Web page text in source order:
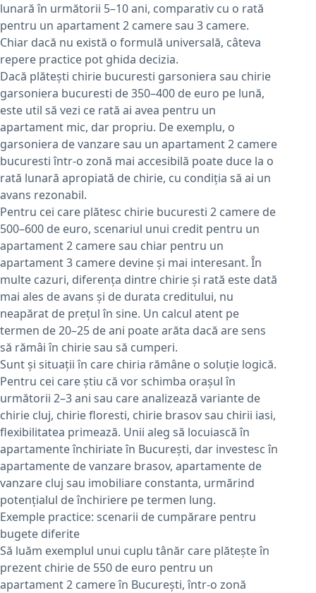
lunară în următorii 5–10 ani, comparativ cu o rată
pentru un apartament 2 camere sau 3 camere.
Chiar dacă nu există o formulă universală, câteva
repere practice pot ghida decizia.
Dacă plătești chirie bucuresti garsoniera sau chirie
garsoniera bucuresti de 350–400 de euro pe lună,
este util să vezi ce rată ai avea pentru un
apartament mic, dar propriu. De exemplu, o
garsoniera de vanzare sau un apartament 2 camere
bucuresti într-o zonă mai accesibilă poate duce la o
rată lunară apropiată de chirie, cu condiția să ai un
avans rezonabil.
Pentru cei care plătesc chirie bucuresti 2 camere de
500–600 de euro, scenariul unui credit pentru un
apartament 2 camere sau chiar pentru un
apartament 3 camere devine și mai interesant. În
multe cazuri, diferența dintre chirie și rată este dată
mai ales de avans și de durata creditului, nu
neapărat de prețul în sine. Un calcul atent pe
termen de 20–25 de ani poate arăta dacă are sens
să rămâi în chirie sau să cumperi.
Sunt și situații în care chiria rămâne o soluție logică.
Pentru cei care știu că vor schimba orașul în
următorii 2–3 ani sau care analizează variante de
chirie cluj, chirie floresti, chirie brasov sau chirii iasi,
flexibilitatea primează. Unii aleg să locuiască în
apartamente închiriate în București, dar investesc în
apartamente de vanzare brasov, apartamente de
vanzare cluj sau imobiliare constanta, urmărind
potențialul de închiriere pe termen lung.
Exemple practice: scenarii de cumpărare pentru
bugete diferite
Să luăm exemplul unui cuplu tânăr care plătește în
prezent chirie de 550 de euro pentru un
apartament 2 camere în București, într-o zonă